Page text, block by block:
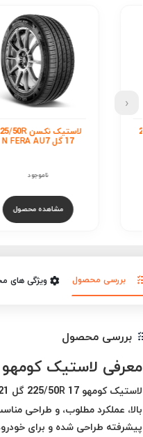
لاستیک نکسن 225/50R
مشاهده محصول
‹
بررسی محصول ویژگی های
بررسی محصول
معرفی لاستیک کومهو 225/50R 17 گل SOLUS TA21
لاستیک کومهو 225/50R 17 گل SOLUS TA21 یکی از محصولات برجسته شرکت کره‌ای
بالا، عملکرد مطلوب، و طراحی
پیشرفته طراحی شده و برای